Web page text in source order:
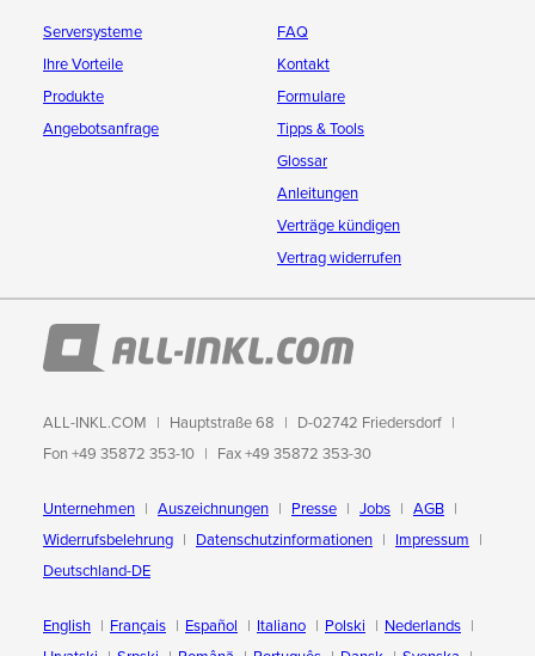
Serversysteme
Ihre Vorteile
Produkte
Angebotsanfrage
FAQ
Kontakt
Formulare
Tipps & Tools
Glossar
Anleitungen
Verträge kündigen
Vertrag widerrufen
ALL-INKL.COM Hauptstraße 68
D-02742 Friedersdorf
Fon +49 35872 353-10
Fax +49 35872 353-30
Unternehmen Auszeichnungen Presse Jobs
AGB
Widerrufsbelehrung
Datenschutzinformationen
Impressum
Deutschland-DE
English Français Español Italiano Polski
Nederlands